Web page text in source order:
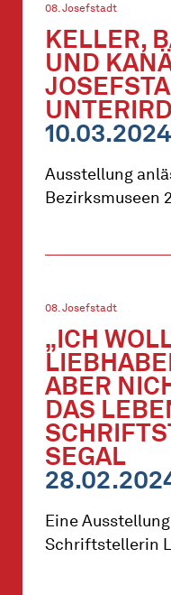
08. Josefstadt
KELLER,
UND
Ausstellung
Bezirksmuseen
08. Josefstadt
„ICH
ABER
DAS
SEGAL
Eine
Schriftstellerin